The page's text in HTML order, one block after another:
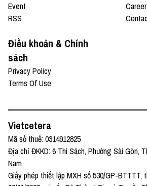
Event
RSS
Career
Điều khoản & Chính
sách
Privacy Policy
Terms Of Use
Vietcetera
Mã số thuế: 0314912825
Địa chỉ ĐKKD: 6 Thi Sách, Phường Sài Gòn,
Nam
Giấy phép thiết lập MXH số 530/GP-BTTTT,